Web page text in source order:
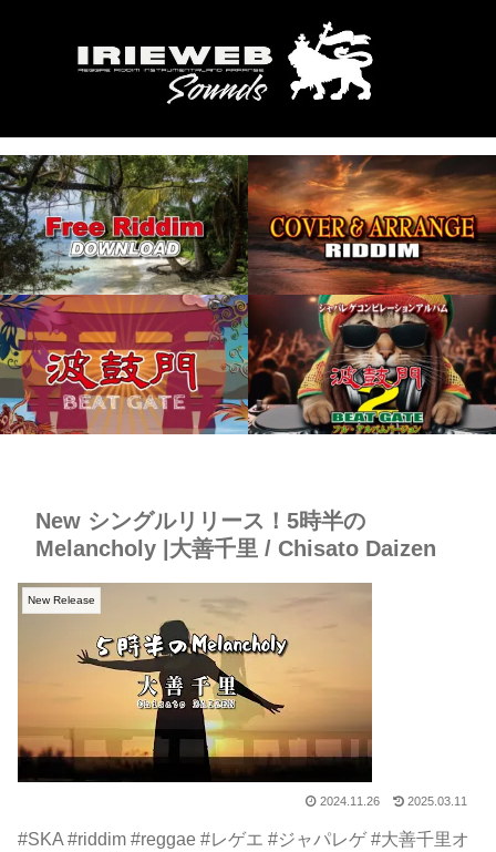
New シングルリリース！5時半の
Melancholy |大善千里 / Chisato Daizen
New Release
2024.11.26 2025.03.11
#SKA #riddim #reggae #レゲエ #ジャパレゲ #大善千里オ